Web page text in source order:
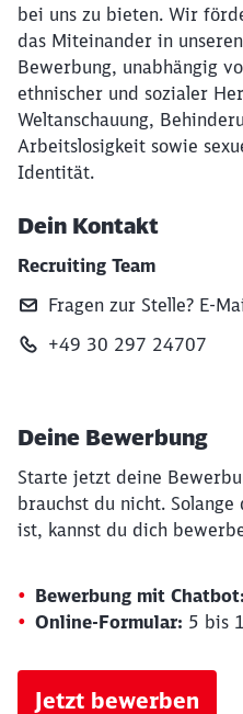
bei uns zu bieten. Wir
das Miteinander in
Bewerbung, unabhängig
ethnischer und sozialer
Weltanschauung,
Arbeitslosigkeit sowie
Identität.
Dein Kontakt
Recruiting Team
Fragen zur Stelle?
+49 30 297 24707
Deine Bewerbung
Starte jetzt deine
brauchst du nicht.
ist, kannst du dich
Bewerbung mit Chatbot:
Online-Formular: 5 bis
Jetzt bewerben